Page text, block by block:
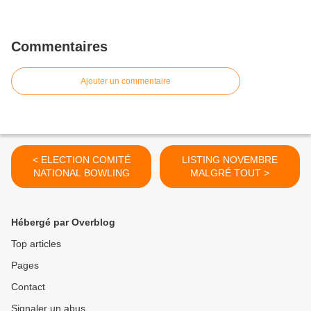
Commentaires
Ajouter un commentaire
< ELECTION COMITÉ
NATIONAL BOWLING
LISTING NOVEMBRE
MALGRÉ TOUT >
Hébergé par Overblog
Top articles
Pages
Contact
Signaler un abus